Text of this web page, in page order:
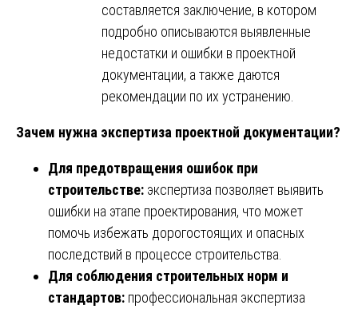
составляется заключение, в котором
подробно описываются выявленные
недостатки и ошибки в проектной
документации, а также даются
рекомендации по их устранению.
Зачем нужна экспертиза проектной документации?
Для предотвращения ошибок при
строительстве: экспертиза позволяет выявить
ошибки на этапе проектирования, что может
помочь избежать дорогостоящих и опасных
последствий в процессе строительства.
Для соблюдения строительных норм и
стандартов: профессиональная экспертиза